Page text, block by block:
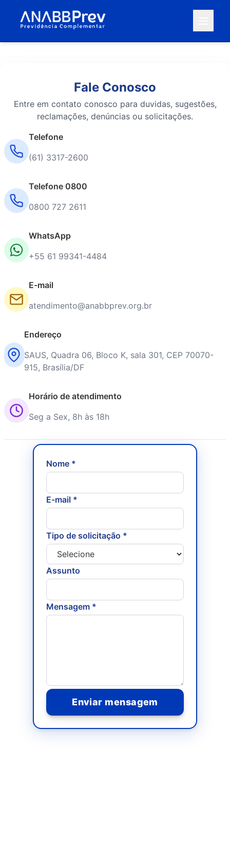
Fale Conosco
Entre em contato conosco para duvidas, sugestões,
reclamações, denúncias ou solicitações.
Telefone
(61) 3317-2600
Telefone 0800
0800 727 2611
WhatsApp
+55 61 99341-4484
E-mail
atendimento@anabbprev.org.br
Endereço
SAUS, Quadra 06, Bloco K, sala 301, CEP 70070-
915, Brasília/DF
Horário de atendimento
Seg a Sex, 8h às 18h
Nome *
E-mail *
Tipo de solicitação *
Assunto
Mensagem *
Enviar mensagem